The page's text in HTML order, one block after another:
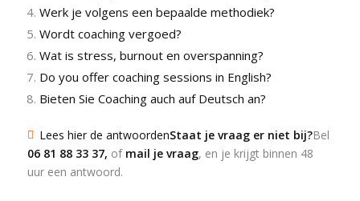
Werk je volgens een bepaalde methodiek?
Wordt coaching vergoed?
Wat is stress, burnout en overspanning?
Do you offer coaching sessions in English?
Bieten Sie Coaching auch auf Deutsch an?
Lees hier de antwoordenStaat je vraag er niet bij?Bel
06 81 88 33 37, of mail je vraag, en je krijgt binnen 48
uur een antwoord.